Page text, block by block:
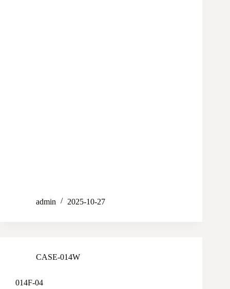
admin 2025-10-27
CASE-014W
014F-04